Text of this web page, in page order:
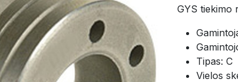
GYS tiekimo
Tipas: C
Vielos